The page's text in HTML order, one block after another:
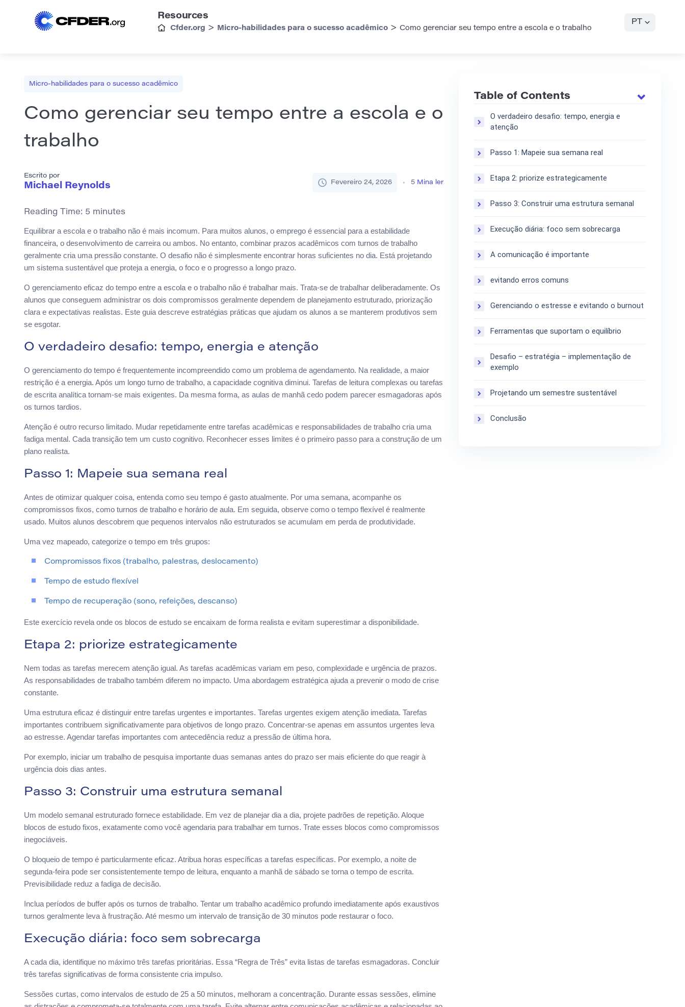
Resources
Cfder.org > Micro-habilidades para o sucesso acadêmico > Como gerenciar seu tempo entre a escola e o trabalho
PT
Micro-habilidades para o sucesso acadêmico
Como gerenciar seu tempo entre a escola e o
trabalho
Escrito por
Michael Reynolds Fevereiro 24, 2026 5 Mina ler
Reading Time: 5 minutes
Equilibrar a escola e o trabalho não é mais incomum. Para muitos alunos, o emprego é essencial para a estabilidade
financeira, o desenvolvimento de carreira ou ambos. No entanto, combinar prazos acadêmicos com turnos de trabalho
geralmente cria uma pressão constante. O desafio não é simplesmente encontrar horas suficientes no dia. Está projetando
um sistema sustentável que proteja a energia, o foco e o progresso a longo prazo.
O gerenciamento eficaz do tempo entre a escola e o trabalho não é trabalhar mais. Trata-se de trabalhar deliberadamente. Os
alunos que conseguem administrar os dois compromissos geralmente dependem de planejamento estruturado, priorização
clara e expectativas realistas. Este guia descreve estratégias práticas que ajudam os alunos a se manterem produtivos sem
se esgotar.
O verdadeiro desafio: tempo, energia e atenção
O gerenciamento do tempo é frequentemente incompreendido como um problema de agendamento. Na realidade, a maior
restrição é a energia. Após um longo turno de trabalho, a capacidade cognitiva diminui. Tarefas de leitura complexas ou tarefas
de escrita analítica tornam-se mais exigentes. Da mesma forma, as aulas de manhã cedo podem parecer esmagadoras após
os turnos tardios.
Atenção é outro recurso limitado. Mudar repetidamente entre tarefas acadêmicas e responsabilidades de trabalho cria uma
fadiga mental. Cada transição tem um custo cognitivo. Reconhecer esses limites é o primeiro passo para a construção de um
plano realista.
Passo 1: Mapeie sua semana real
Antes de otimizar qualquer coisa, entenda como seu tempo é gasto atualmente. Por uma semana, acompanhe os
compromissos fixos, como turnos de trabalho e horário de aula. Em seguida, observe como o tempo flexível é realmente
usado. Muitos alunos descobrem que pequenos intervalos não estruturados se acumulam em perda de produtividade.
Uma vez mapeado, categorize o tempo em três grupos:
Compromissos fixos (trabalho, palestras, deslocamento)
Tempo de estudo flexível
Tempo de recuperação (sono, refeições, descanso)
Este exercício revela onde os blocos de estudo se encaixam de forma realista e evitam superestimar a disponibilidade.
Etapa 2: priorize estrategicamente
Nem todas as tarefas merecem atenção igual. As tarefas acadêmicas variam em peso, complexidade e urgência de prazos.
As responsabilidades de trabalho também diferem no impacto. Uma abordagem estratégica ajuda a prevenir o modo de crise
constante.
Uma estrutura eficaz é distinguir entre tarefas urgentes e importantes. Tarefas urgentes exigem atenção imediata. Tarefas
importantes contribuem significativamente para objetivos de longo prazo. Concentrar-se apenas em assuntos urgentes leva
ao estresse. Agendar tarefas importantes com antecedência reduz a pressão de última hora.
Por exemplo, iniciar um trabalho de pesquisa importante duas semanas antes do prazo ser mais eficiente do que reagir à
urgência dois dias antes.
Passo 3: Construir uma estrutura semanal
Um modelo semanal estruturado fornece estabilidade. Em vez de planejar dia a dia, projete padrões de repetição. Aloque
blocos de estudo fixos, exatamente como você agendaria para trabalhar em turnos. Trate esses blocos como compromissos
inegociáveis.
O bloqueio de tempo é particularmente eficaz. Atribua horas específicas a tarefas específicas. Por exemplo, a noite de
segunda-feira pode ser consistentemente tempo de leitura, enquanto a manhã de sábado se torna o tempo de escrita.
Previsibilidade reduz a fadiga de decisão.
Inclua períodos de buffer após os turnos de trabalho. Tentar um trabalho acadêmico profundo imediatamente após exaustivos
turnos geralmente leva à frustração. Até mesmo um intervalo de transição de 30 minutos pode restaurar o foco.
Execução diária: foco sem sobrecarga
A cada dia, identifique no máximo três tarefas prioritárias. Essa “Regra de Três” evita listas de tarefas esmagadoras. Concluir
três tarefas significativas de forma consistente cria impulso.
Sessões curtas, como intervalos de estudo de 25 a 50 minutos, melhoram a concentração. Durante essas sessões, elimine
Table of Contents
O verdadeiro desafio: tempo, energia e
atenção
Passo 1: Mapeie sua semana real
Etapa 2: priorize estrategicamente
Passo 3: Construir uma estrutura semanal
Execução diária: foco sem sobrecarga
A comunicação é importante
evitando erros comuns
Gerenciando o estresse e evitando o burnout
Ferramentas que suportam o equilíbrio
Desafio – estratégia – implementação de
exemplo
Projetando um semestre sustentável
Conclusão